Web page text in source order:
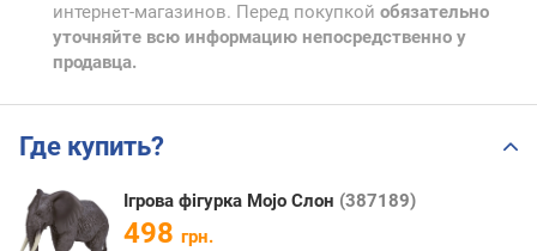
интернет-магазинов. Перед покупкой обязательно
уточняйте всю информацию непосредственно у
продавца.
Где купить?
Ігрова фігурка Mojo Слон (387189)
498 грн.